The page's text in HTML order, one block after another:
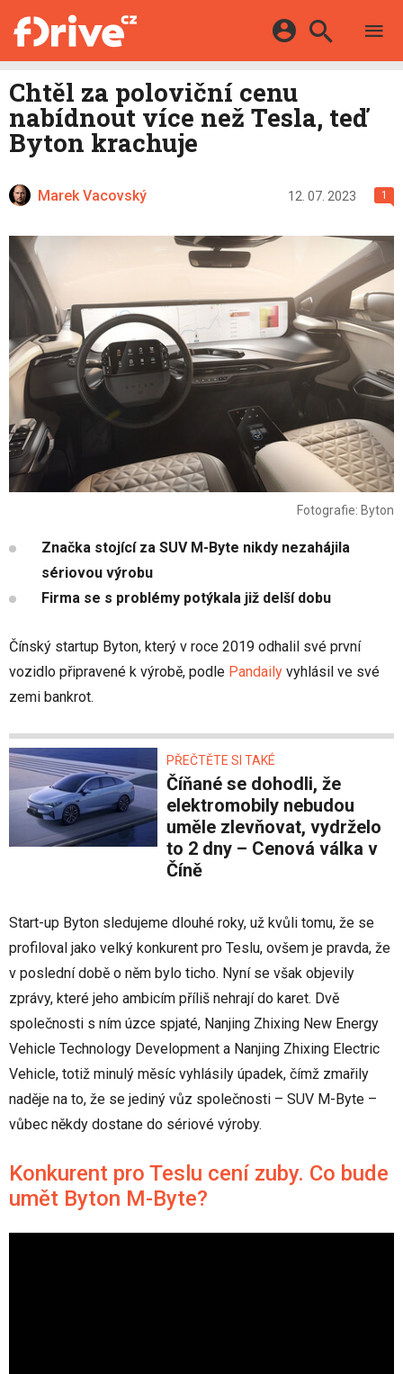
KATALOG
MAPA STANIC
VIDEA
DALŠÍ
HYBRIDY
E-MOTORSPORT
OSTATNÍ
Facebook Google
Chtěl za poloviční cenu
nabídnout více než Tesla, teď
Byton krachuje
Marek Vacovský 12. 07. 2023 1
Fotografie: Byton
Značka stojící za SUV M-Byte nikdy nezahájila
sériovou výrobu
Firma se s problémy potýkala již delší dobu
Čínský startup Byton, který v roce 2019 odhalil své první
vozidlo připravené k výrobě, podle Pandaily vyhlásil ve své
zemi bankrot.
PŘEČTĚTE SI TAKÉ
Číňané se dohodli, že
elektromobily nebudou
uměle zlevňovat, vydrželo
to 2 dny – Cenová válka v
Číně
Start-up Byton sledujeme dlouhé roky, už kvůli tomu, že se
profiloval jako velký konkurent pro Teslu, ovšem je pravda, že
v poslední době o něm bylo ticho. Nyní se však objevily
zprávy, které jeho ambicím příliš nehrají do karet. Dvě
společnosti s ním úzce spjaté, Nanjing Zhixing New Energy
Vehicle Technology Development a Nanjing Zhixing Electric
Vehicle, totiž minulý měsíc vyhlásily úpadek, čímž zmařily
naděje na to, že se jediný vůz společnosti – SUV M-Byte –
vůbec někdy dostane do sériové výroby.
Konkurent pro Teslu cení zuby. Co bude
umět Byton M-Byte?